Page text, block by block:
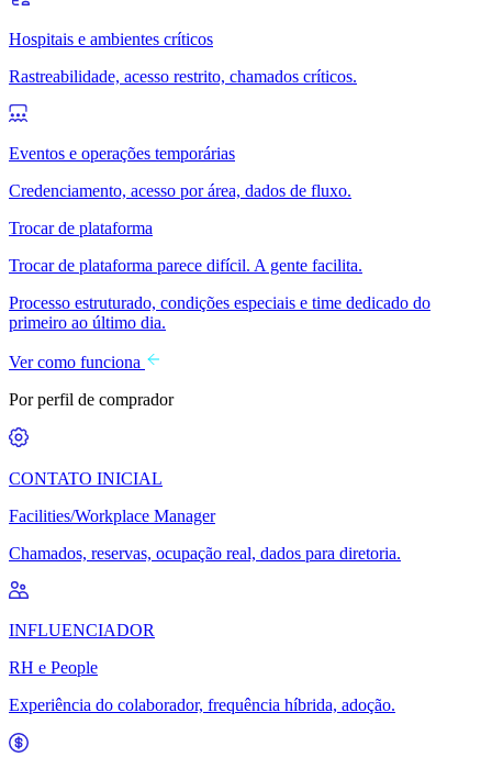
Hospitais e ambientes críticos
Rastreabilidade, acesso restrito, chamados críticos.
Eventos e operações temporárias
Credenciamento, acesso por área, dados de fluxo.
Trocar de plataforma
Trocar de plataforma parece difícil. A gente facilita.
Processo estruturado, condições especiais e time dedicado do
primeiro ao último dia.
Ver como funciona
Por perfil de comprador
CONTATO INICIAL
Facilities/Workplace Manager
Chamados, reservas, ocupação real, dados para diretoria.
INFLUENCIADOR
RH e People
Experiência do colaborador, frequência híbrida, adoção.